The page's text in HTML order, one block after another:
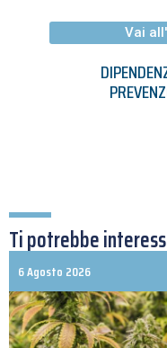
Vai
Ti potrebbe
6 Agosto 2026